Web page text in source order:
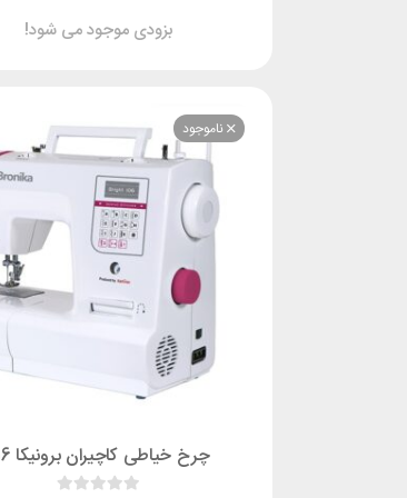
بزودی موجود می شود!
ناموجود
چرخ خیاطی کاچیران برونیکا 106